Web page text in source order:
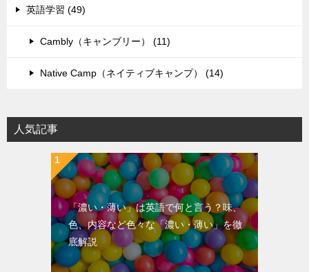
英語学習 (49)
Cambly（キャンブリー） (11)
Native Camp（ネイティブキャンプ） (14)
人気記事
「濃い・薄い」は英語で何と言う？味、
色、内容など色々な「濃い・薄い」を徹
底解説